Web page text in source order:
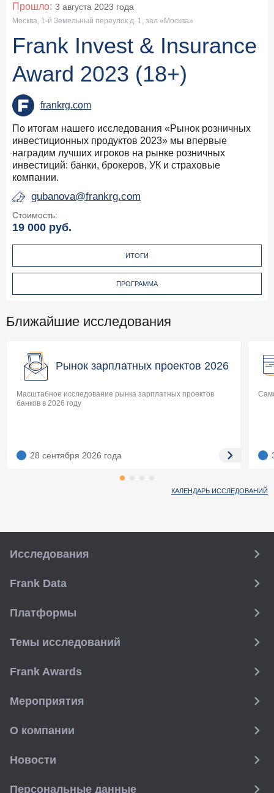
Прошло: 3 августа 2023 года
Москва, 1-й Земельный переулок д. 1, зал «Москва»
Frank Invest & Insurance
Award 2023 (18+)
frankrg.com
По итогам нашего исследования «Рынок розничных
инвестиционных продуктов 2023» мы впервые
наградим лучших игроков на рынке розничных
инвестиций: банки, брокеров, УК и страховые
компании.
gubanova@frankrg.com
ИТОГИ
ПРОГРАММА
Стоимость:
19 000 руб.
Ближайшие исследования
Рынок зарплатных проектов 2026
Масштабное исследование рынка зарплатных проектов
банков в 2026 году
28 сентября 2026 года
КАЛЕНДАРЬ ИССЛЕДОВАНИЙ
Исследования
Frank Data
Платформы
Темы исследований
Frank Awards
Мероприятия
О компании
Новости
Персональные данные